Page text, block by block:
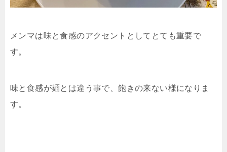
メンマは味と食感のアクセントとしてとても重要で
す。
味と食感が麺とは違う事で、飽きの来ない様になりま
す。